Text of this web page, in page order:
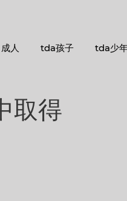
成人 tda孩子 tda少
取得